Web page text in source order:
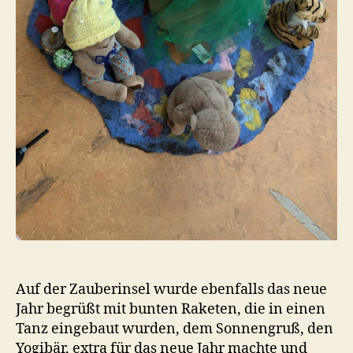
Auf der Zauberinsel wurde ebenfalls das neue
Jahr begrüßt mit bunten Raketen, die in einen
Tanz eingebaut wurden, dem Sonnengruß, den
Yogibär, extra für das neue Jahr machte und